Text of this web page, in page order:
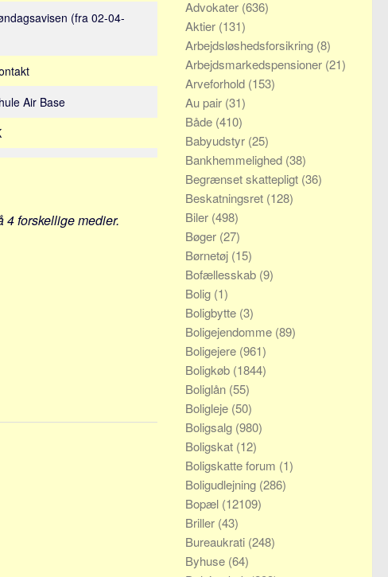
(fra 02-04-
Air Base
4 forskellige medier.
Advokater (636)
Aktier (131)
Arbejdsløshedsforsikring (8)
Arbejdsmarkedspensioner (21)
Arveforhold (153)
Au pair (31)
Både (410)
Babyudstyr (25)
Bankhemmelighed (38)
Begrænset skattepligt (36)
Beskatningsret (128)
Biler (498)
Bøger (27)
Børnetøj (15)
Bofællesskab (9)
Bolig (1)
Boligbytte (3)
Boligejendomme (89)
Boligejere (961)
Boligkøb (1844)
Boliglån (55)
Boligleje (50)
Boligsalg (980)
Boligskat (12)
Boligskatte forum (1)
Boligudlejning (286)
Bopæl (12109)
Briller (43)
Bureaukrati (248)
Byhuse (64)